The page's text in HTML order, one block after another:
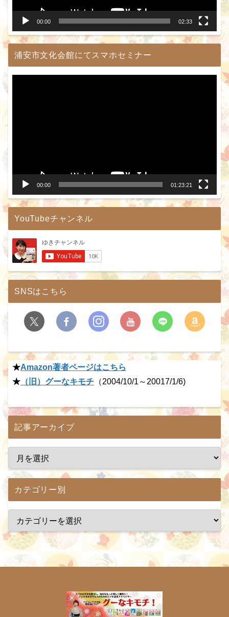
00:00 02:33
浦安市文化会館にてスマホセミナー
00:00 01:23:21
YouTubeチャンネル
SNSはこちら
★Amazon著者ページはこちら
★ （旧）グーなキモチ （2004/10/1～20017/1/6)
記事アーカイブ
カテゴリー別